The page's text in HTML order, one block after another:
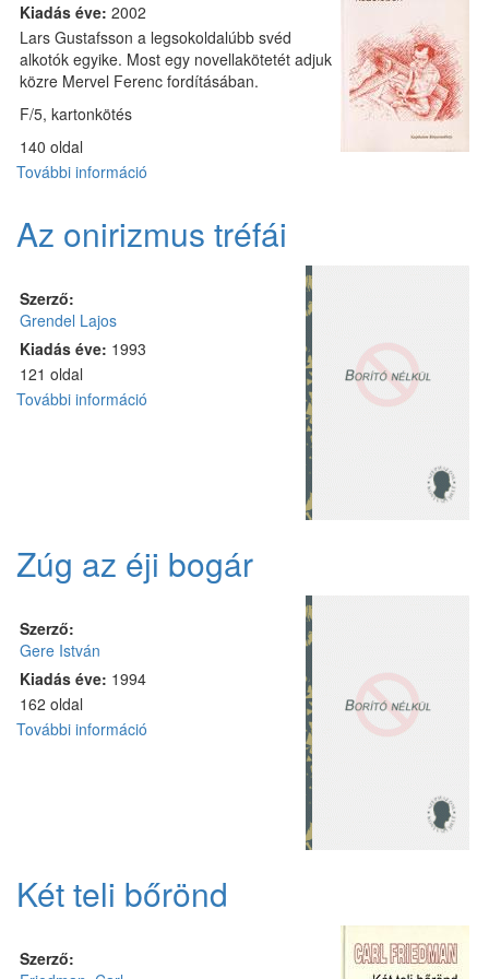
Kiadás éve: 2002
Lars Gustafsson a legsokoldalúbb svéd
alkotók egyike. Most egy novellakötetét adjuk
közre Mervel Ferenc fordításában.
F/5, kartonkötés
140 oldal
További információ
tartalommal
Az onirizmus tréfái
Szerző:
Grendel Lajos
Kiadás éve: 1993
121 oldal
További információ
Zúg az éji bogár
Szerző:
Gere István
Kiadás éve: 1994
162 oldal
További információ
Két teli bőrönd
Szerző: